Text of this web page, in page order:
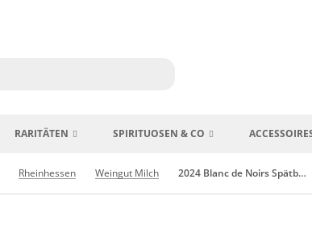
RARITÄTEN SPIRITUOSEN & CO
Rheinhessen Weingut Milch 2024 Blanc de Noirs Spätburgunder Weingut Milch